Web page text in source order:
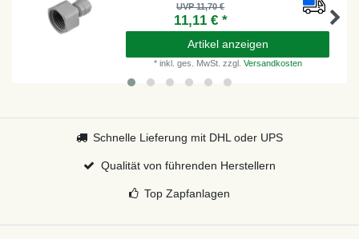
UVP 11,70 €
11,11 € *
Artikel anzeigen
* inkl. ges. MwSt. zzgl. Versandkosten
Schnelle Lieferung mit DHL oder UPS
Qualität von führenden Herstellern
Top Zapfanlagen